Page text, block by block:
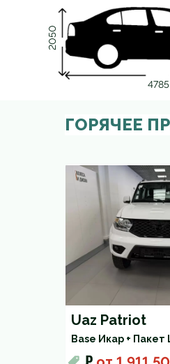
4785
2050
ГОРЯЧЕЕ
Uaz Patriot
Base Икар + Пакет